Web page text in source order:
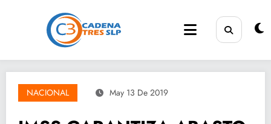
NACIONAL May 13 De 2019